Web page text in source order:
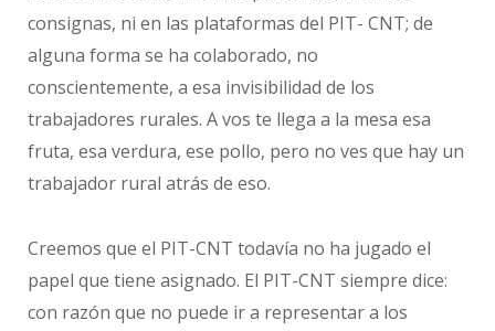
consignas, ni en las plataformas del PIT- CNT; de
alguna forma se ha colaborado, no
conscientemente, a esa invisibilidad de los
trabajadores rurales. A vos te llega a la mesa esa
fruta, esa verdura, ese pollo, pero no ves que hay un
trabajador rural atrás de eso.
Creemos que el PIT-CNT todavía no ha jugado el
papel que tiene asignado. El PIT-CNT siempre dice:
con razón que no puede ir a representar a los